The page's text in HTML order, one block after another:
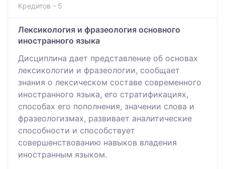
Кредитов - 5
Лексикология и фразеология основного
иностранного языка
Дисциплина дает представление об основах
лексикологии и фразеологии, сообщает
знания о лексическом составе современного
иностранного языка, его стратификациях,
способах его пополнения, значении слова и
фразеологизмах, развивает аналитические
способности и способствует
совершенствованию навыков владения
иностранным языком.